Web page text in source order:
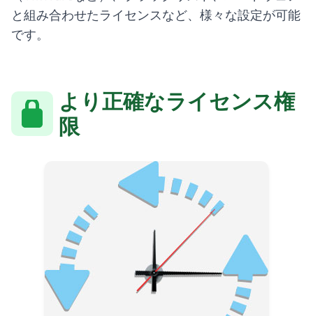
と組み合わせたライセンスなど、様々な設定が可能
です。
より正確なライセンス権
限